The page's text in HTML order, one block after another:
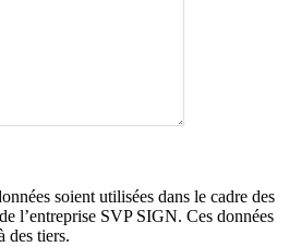
soient utilisées dans le cadre des
l’entreprise SVP SIGN. Ces données
des tiers.